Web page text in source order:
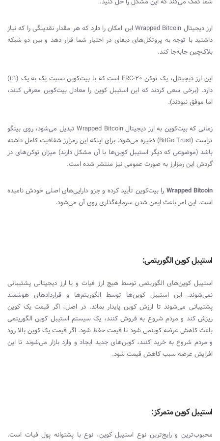
ارز دیجیتال Wrapped Bitcoinاین امکان را دارد که هر مقدار نقدینگی را که نیاز
داشتید با توجه به پروتکل‌های دیفای در اختیار شما قرار دهد و بین دو شبکه
بلاک‌چین جابه‌جا کند.
این ارز دیجیتال، یک توکن ERC-20
است که با بیت‌کوین نسبت یک به یک (1:1)
دارد. (برخی سعی کردند که این استیبل کوین را معادل بیت‌کوین معرفی کنند،
اما موفق نبودند).
زمانی که بیت‌کوین به ارز دیجیتالWrapped Bitcoinتبدیل می‌شود، روی بیتگو
تراست (BitGo Trust) ذخیره می‌شود. برای اینکه این رمزارز شفافیت کامل داشته
باشد (موضوعی که دیگر استیبل کوین‌ها با آن مشکل دارند) میزان توکن‌های در
گردش این رمزارز به صورت عمومی نیز منتشر شده است.
Wrapped Bitcoin را بیت‌کوین تأیید کرده و جزو دارایی‌های اصلی خودش نامیده
است. این امر باعث ایمن شدن سرمایه‌گذاری روی آن می‌شود.
استیبل کوین الگوریتمی:
استیبل کوین‌های الگوریتمی توسط هیچ ارز فیات و یا ارز دیجیتالی پشتیبانی
نمی‌شوند. این استیبل کوین‌ها توسط الگوریتم‌ها و قراردادهای هوشمند
پشتیبانی می‌شوند تا ارزش کوین پایدار بماند. در اصل، اگر قیمت یک کوین
ریزش کند و مردم شروع به فروش کنند، یک سیستم استیبل کوین الگوریتمی
باعث کاهش عرضه کوینمی‌ شود تا قیمت حفظ شود. اگر قیمت یک کوین بالا رود
و مردم شروع به خرید کنند، کوین‌های جدید ایجاد و وارد بازار می‌شوند تا این
افزایش عرضه سبب کاهش قیمت شود.
استیبل کوین متمرکز:
محبوب‌ترین و رایج‌ترین نوع استیبل کوین، نوع با پشتوانه پول فیات است.